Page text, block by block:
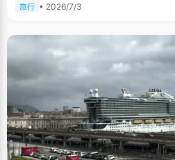
旅行 • 2026/7/3